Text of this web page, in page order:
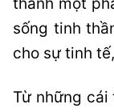
thành một
sống tinh
cho sự tinh
Từ những